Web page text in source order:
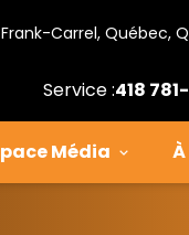
Carrel, Québec,
Service :418
Média